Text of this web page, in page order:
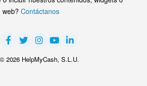
web? Contáctanos
© 2026 HelpMyCash, S.L.U.